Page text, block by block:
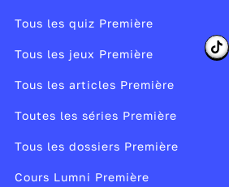
Tous les quiz Première
Tous les jeux Première
Tous les articles Première
Toutes les séries Première
Tous les dossiers Première
Cours Lumni Première